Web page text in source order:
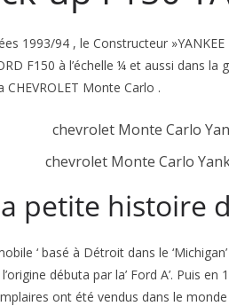
1993/94 , le Constructeur
F150 à l’échelle ¼ et aussi dans la
CHEVROLET Monte Carlo .
chevrolet Monte Carlo
petite histoire
‘ basé à Détroit dans le
débuta par la’ Ford A’. Puis
ont été vendus dans le